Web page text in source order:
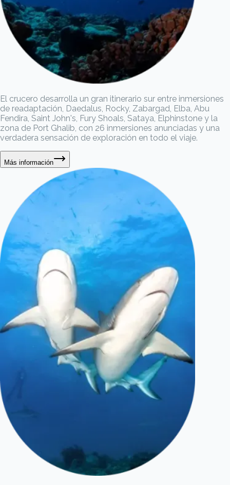
El crucero desarrolla un gran itinerario sur entre inmersiones
de readaptación, Daedalus, Rocky, Zabargad, Elba, Abu
Fendira, Saint John's, Fury Shoals, Sataya, Elphinstone y la
zona de Port Ghalib, con 26 inmersiones anunciadas y una
verdadera sensación de exploración en todo el viaje.
Más información